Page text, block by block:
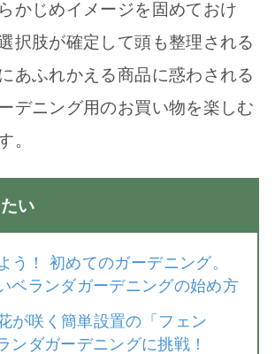
かじめイメージを固めておけ
択肢が確定して頭も整理される
あふれかえる商品に惑わされる
デニング用のお買い物を楽しむ
。
い
う！ 初めてのガーデニング。
ベランダガーデニングの始め方
が咲く簡単設置の「フェン
ンダガーデニングに挑戦！